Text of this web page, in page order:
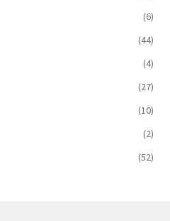
(6)
(44)
(4)
(27)
(10)
(2)
(52)